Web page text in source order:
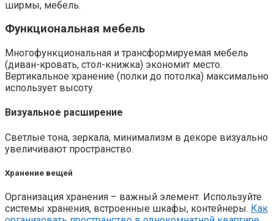
ширмы, мебель.
Функциональная мебель
Многофункциональная и трансформируемая мебель
(диван-кровать, стол-книжка) экономит место.
Вертикальное хранение (полки до потолка) максимально
использует высоту.
Визуальное расширение
Светлые тона, зеркала, минимализм в декоре визуально
увеличивают пространство.
Хранение вещей
Организация хранения – важный элемент. Используйте
системы хранения, встроенные шкафы, контейнеры. Как